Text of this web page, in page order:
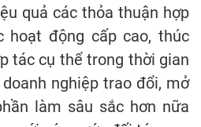
quả các thỏa thuận hợp
hoạt động cấp cao, thúc
tác cụ thể trong thời gian
nghiệp trao đổi, mở
làm sâu sắc hơn nữa